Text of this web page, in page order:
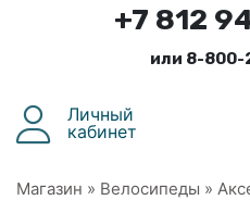
+7 812
или 8-
Личный
кабинет
Магазин » Велосипеды »